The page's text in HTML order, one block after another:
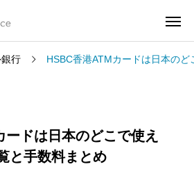
行 HSBC香港ATMカードは日本の
ードは日本のどこで使え
と手数料まとめ